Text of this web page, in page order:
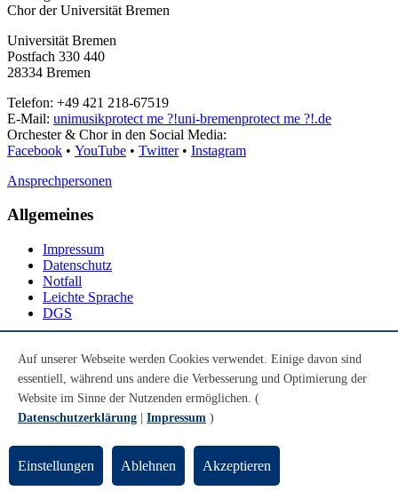
Chor der Universität Bremen
Universität Bremen
Postfach 330 440
28334 Bremen
Telefon: +49 421 218-67519
E-Mail: unimusikprotect me ?!uni-bremenprotect me ?!.de
Orchester & Chor in den Social Media:
Facebook • YouTube • Twitter• Instagram
Ansprechpersonen
Allgemeines
Impressum
Datenschutz
Notfall
Leichte Sprache
DGS
Youtube
Instagram
LinkedIn
© Universität Bremen 2026
Zum Seitenende springen Zum Seitenanfang springen
Auf unserer Webseite werden Cookies verwendet. Einige davon sind
essentiell, während uns andere die Verbesserung und Optimierung der
Website im Sinne der Nutzenden ermöglichen. (
Datenschutzerklärung
Impressum )
Einstellungen Ablehnen Akzeptieren